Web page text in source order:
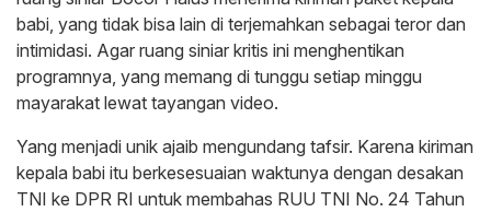
babi, yang tidak bisa lain di terjemahkan sebagai teror dan
intimidasi. Agar ruang siniar kritis ini menghentikan
programnya, yang memang di tunggu setiap minggu
mayarakat lewat tayangan video.
Yang menjadi unik ajaib mengundang tafsir. Karena kiriman
kepala babi itu berkesesuaian waktunya dengan desakan
TNI ke DPR RI untuk membahas RUU TNI No. 24 Tahun